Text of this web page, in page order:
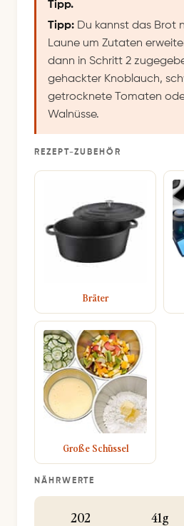
Tipp.
Tipp: Du kannst das Brot
Laune um Zutaten
dann in Schritt 2
gehackter Knoblauch,
getrocknete Tomaten
Walnüsse.
REZEPT-ZUBEHÖR
Bräter
Große Schüssel
NÄHRWERTE
202 41g